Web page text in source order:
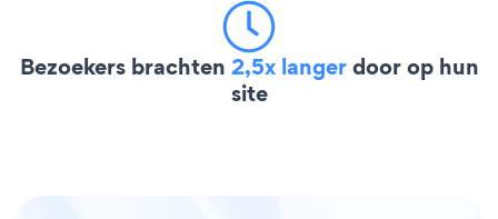
Bezoekers brachten 2,5x langerdoor op hun
site